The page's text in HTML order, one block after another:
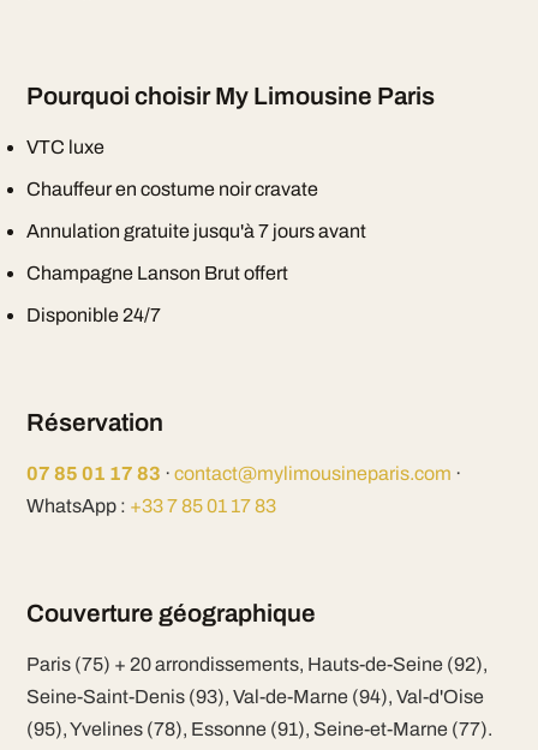
Pourquoi choisir My Limousine Paris
VTC luxe
Chauffeur en costume noir cravate
Annulation gratuite jusqu'à 7 jours avant
Champagne Lanson Brut offert
Disponible 24/7
Réservation
07 85 01 17 83 · contact@mylimousineparis.com ·
WhatsApp : +33 7 85 01 17 83
Couverture géographique
Paris (75) + 20 arrondissements, Hauts-de-Seine (92),
Seine-Saint-Denis (93), Val-de-Marne (94), Val-d'Oise
(95), Yvelines (78), Essonne (91), Seine-et-Marne (77).